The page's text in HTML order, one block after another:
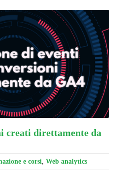
creati direttamente da
e corsi Web analytics